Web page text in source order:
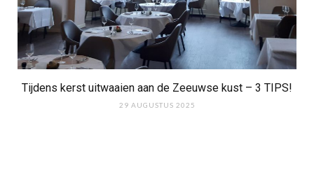
Tijdens kerst uitwaaien aan de Zeeuwse kust – 3 TIPS!
29 AUGUSTUS 2025